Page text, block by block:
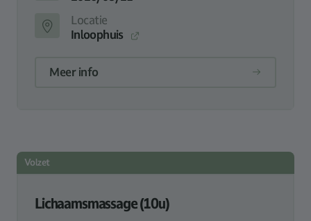
Locatie
Inloophuis
Meer info
Volzet
Lichaamsmassage (10u)